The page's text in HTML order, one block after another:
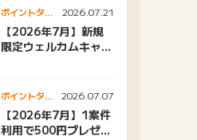
ポイントタウ
ンニュース
2026.07.21
【2026年7月】新規
限定ウェルカムキャン
ポイントタウ
ンニュース
2026.07.07
【2026年7月】1案件
利用で500円プレゼン